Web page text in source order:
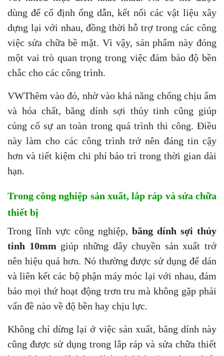
dùng để cố định ống dẫn, kết nối các vật liệu xây
dựng lại với nhau, đồng thời hỗ trợ trong các công
việc sửa chữa bề mặt. Vì vậy, sản phẩm này đóng
một vai trò quan trọng trong việc đảm bảo độ bền
chắc cho các công trình.
VWThêm vào đó, nhờ vào khả năng chống chịu ẩm
và hóa chất, băng dính sợi thủy tinh cũng giúp
củng cố sự an toàn trong quá trình thi công. Điều
này làm cho các công trình trở nên đáng tin cậy
hơn và tiết kiệm chi phí bảo trì trong thời gian dài
hạn.
Trong công nghiệp sản xuất, lắp ráp và sửa chữa
thiết bị
Trong lĩnh vực công nghiệp, băng dính sợi thủy
tinh 10mm giúp những dây chuyền sản xuất trở
nên hiệu quả hơn. Nó thường được sử dụng để dán
và liên kết các bộ phận máy móc lại với nhau, đảm
bảo mọi thứ hoạt động trơn tru mà không gặp phải
vấn đề nào về độ bền hay chịu lực.
Không chỉ dừng lại ở việc sản xuất, băng dính này
cũng được sử dụng trong lắp ráp và sửa chữa thiết